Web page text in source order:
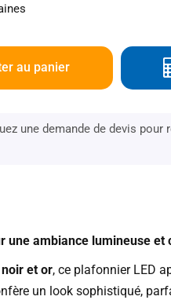
au panier
une demande de devis
une ambiance lumineuse et
noir et or, ce plafonnier LED
un look sophistiqué,